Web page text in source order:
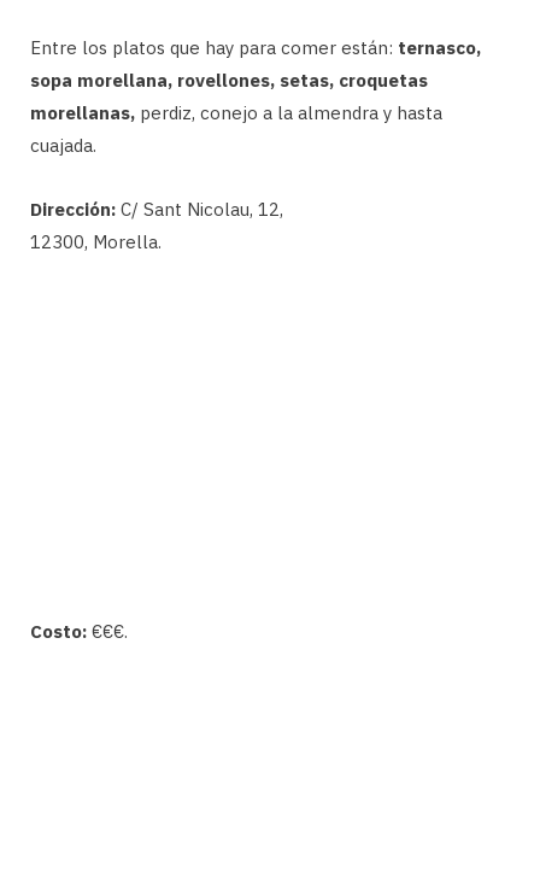
Entre los platos que hay para comer están: ternasco,
sopa morellana, rovellones, setas, croquetas
morellanas, perdiz, conejo a la almendra y hasta
cuajada.
Dirección: C/ Sant Nicolau, 12,
12300, Morella.
Costo: €€€.